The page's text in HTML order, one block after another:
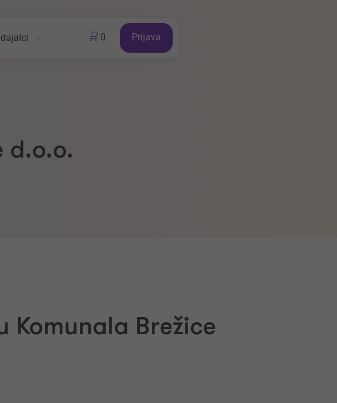
0 Prijava
d.o.o.
Komunala Brežice